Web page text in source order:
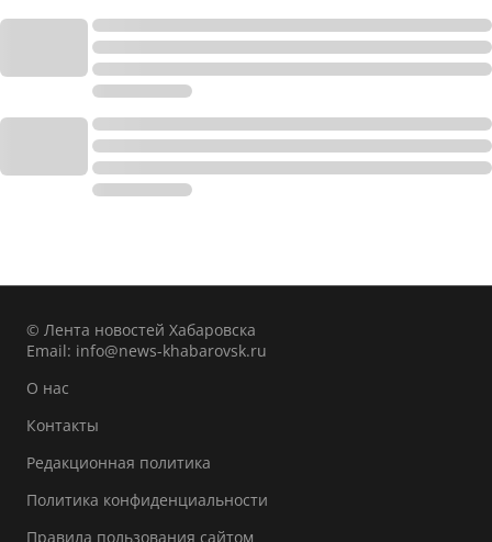
© Лента новостей Хабаровска
Email: info@news-khabarovsk.ru
О нас
Контакты
Редакционная политика
Политика конфиденциальности
Правила пользования сайтом